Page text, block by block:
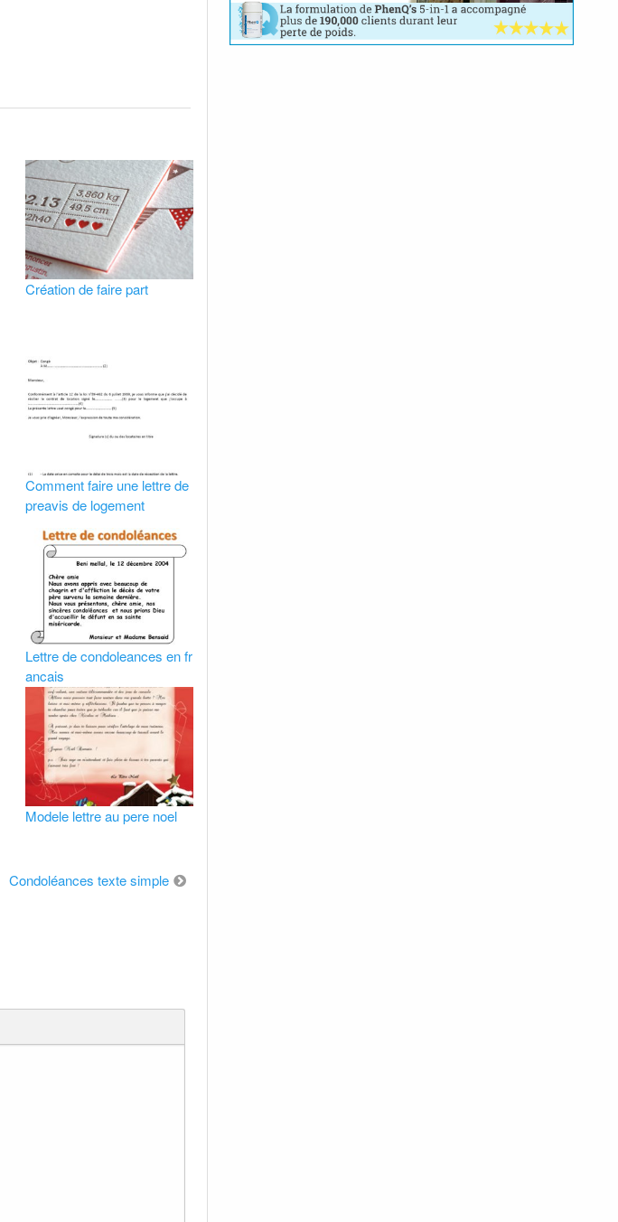
Création de faire part
Comment faire une lettre de
preavis de logement
Lettre de condoleances en fr
ancais
Modele lettre au pere noel
Condoléances texte simple